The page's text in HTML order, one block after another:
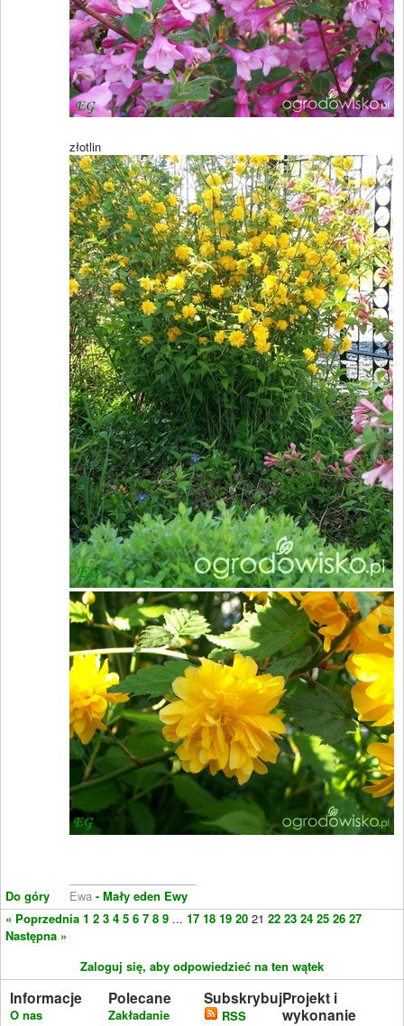
Do góry
złotlin
Ewa - Mały eden Ewy
« Poprzednia 1 2 3 4 5 6 7 8 9 ... 17 18 19 20 21 22 23 24 25 26 27
Następna »
Zaloguj się, aby odpowiedzieć na ten wątek
Informacje
O nas
Polecane
Zakładanie
Subskrybuj
RSS
Projekt i
wykonanie